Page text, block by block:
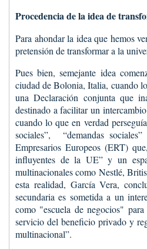
Procedencia de la idea de
Para ahondar la idea que hemos
pretensión de transformar a la
Pues bien, semejante idea
ciudad de Bolonia, Italia, cuando
una Declaración conjunta que
destinado a facilitar un
cuando lo que en verdad
sociales”, “demandas
Empresarios Europeos (ERT)
influyentes de la UE” y un
multinacionales como Nestlé,
esta realidad, García Vera,
secundaria es sometida a un
como "escuela de negocios"
servicio del beneficio privado y
multinacional”.